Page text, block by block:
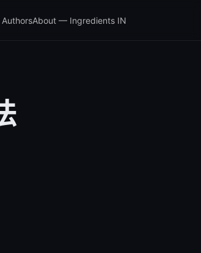
AuthorsAbout — Ingredients IN